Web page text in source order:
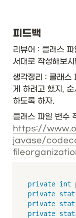
피드백
리뷰어 : 클래스
서대로 작성해보
생각정리 : 클래스
게 하려고 했지,
하도록 하자.
https://
javase/
private int
private
private
private